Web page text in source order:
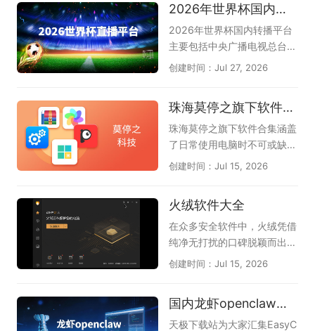
图等多种图形，如甘特图、鱼
骨图、组织架构图、时间轴
等，还可智能分析文档、图
片、网页、音频，生成脑图大
纲，支持风格自动美化，让你
图，提升工作和学习效率，请
下载体验下，这是天极下载软
件专员精心为各位准备的，希
boardmix博思白板、Proces
nd树图。
的情况下精准输出，减少选字
打断思路的烦恼，尤其适合长
篇写作和需要盲打的办公场
景。如今主流的电脑五笔输入
步、五笔拼音混输等新功能，
大大降低了新用户的学习门
槛，也让老用户的重码体验更
几款口碑出色的电脑五笔输入
清爽简洁的QQ五笔、大词库
的万能五笔，以及微信输入
法、百度五笔、极品五笔等实
又顺手的那一款。
2026年世界杯国内转播平台
2026年世界杯国内转播平台
主要包括中央广播电视总台
（央视）、中国移动咪咕以及
和小红书获授新媒体转播权，
上海五星体育和广东体育频道
获授电视转播权。我们不仅可
以观看实时进行的比赛，还可
以回顾以往比赛中的精彩瞬
赛程，让我们可以更好的观
看、了解2026世界杯。
创建时间：Jul 27, 2026
珠海莫停之旗下软件合集
珠海莫停之旗下软件合集涵盖
了日常使用电脑时不可或缺的
几款高效工具，能一站式解决
ws优化大师帮助清理垃圾和
优化性能，让系统运行更流
畅；Win解压缩和Win看图王
让文件浏览和解压变得轻松便
和DLL系统修复工具则专门解
决硬件驱动与系统报错等棘手
创建时间：Jul 15, 2026
火绒软件大全
在众多安全软件中，火绒凭借
纯净无打扰的口碑脱颖而出。
这份火绒软件大全汇聚了火绒
畅。《火绒安全软件》作为主
力安全防护工具，以轻巧不卡
创建时间：Jul 15, 2026
国内龙虾openclaw软件合集
天极下载站为大家汇集EasyC